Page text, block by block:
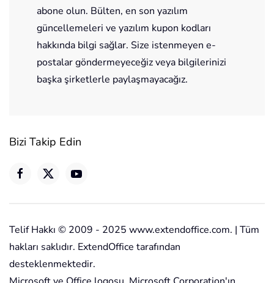
abone olun. Bülten, en son yazılım
güncellemeleri ve yazılım kupon kodları
hakkında bilgi sağlar. Size istenmeyen e-
postalar göndermeyeceğiz veya bilgilerinizi
başka şirketlerle paylaşmayacağız.
Bizi Takip Edin
Telif Hakkı © 2009 - 2025 www.extendoffice.com. | Tüm
hakları saklıdır. ExtendOffice tarafından
desteklenmektedir.